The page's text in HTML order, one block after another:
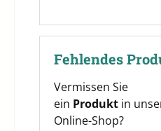
Fehlendes
Vermissen Sie
ein Produkt in
Online-Shop?